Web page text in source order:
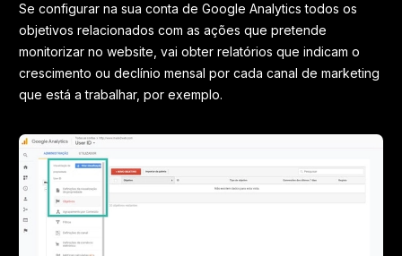
Se configurar na sua conta de Google Analytics todos os
objetivos relacionados com as ações que pretende
monitorizar no website, vai obter relatórios que indicam o
crescimento ou declínio mensal por cada canal de marketing
que está a trabalhar, por exemplo.